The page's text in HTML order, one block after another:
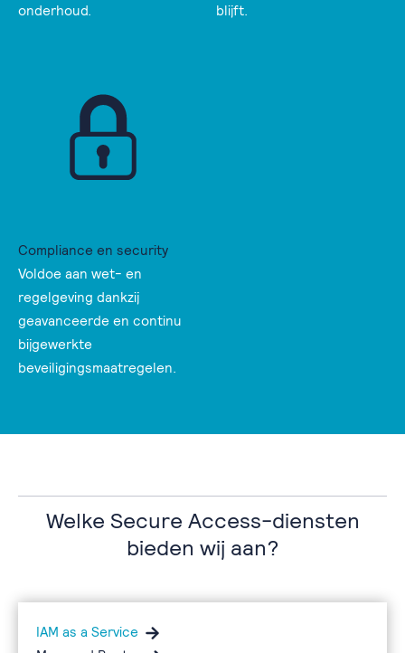
onderhoud.
blijft.
Compliance en security
Voldoe aan wet- en
regelgeving dankzij
geavanceerde en continu
bijgewerkte
beveiligingsmaatregelen.
Welke Secure Access-diensten
bieden wij aan?
IAM as a Service